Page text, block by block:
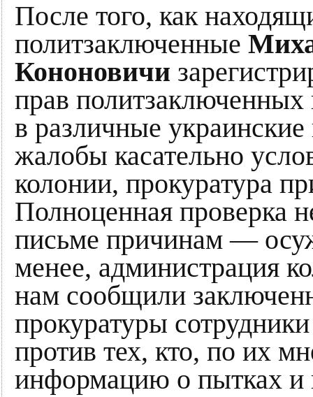
После того, как
политзаключенные
Кононовичи
прав политзаключенных
в различные
жалобы касательно
колонии, прокуратура
Полноценная проверка
письме причинам —
менее, администрация
нам сообщили
прокуратуры
против тех, кто, по их
информацию о пытках и